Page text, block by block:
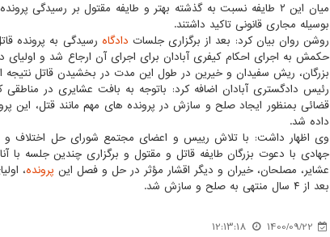
میان این ۲ طایفه نسبت به گذشته بهتر و طایفه مقتول بر رسیدگی پرونده
بوسیله مجاری قانونی تاکید داشتند.
روشن روان بیان کرد: بعد از برگزاری جلسات دادگاه رسیدگی به پرونده
حکمش به اجرای احکام کیفری آبادان برای اجرای آن ارجاع شد و
بزرگان، ریش سفیدان و خیرین در طول این مدت در بخشیدن قاتل نتیجه
قضائی بمنظور ایجاد صلح و سازش در پرونده های مهم مانند قتل، این
داده شد.
وی اظهار داشت: با تلاش رییس و اعضای مجتمع شورای حل اختلاف
جهادی با دعوت بزرگان طایفه قاتل و مقتول و برگزاری چندین جلسه
عشایر، مصلحان، خیران و دیگر اقشار مؤثر در حل و فصل این پرونده،
بعد از ۴ سال منتهی به صلح و سازش شد.
1400/09/22
12:13:18